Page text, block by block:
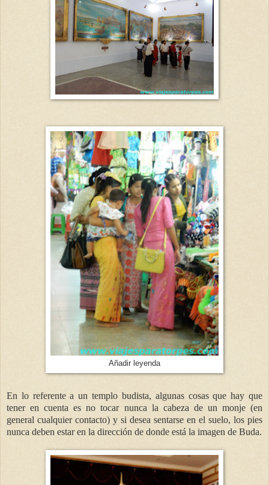
Añadir leyenda
En lo referente a un templo budista, algunas cosas que hay que
tener en cuenta es no tocar nunca la cabeza de un monje (en
general cualquier contacto) y si desea sentarse en el suelo, los pies
nunca deben estar en la dirección de donde está la imagen de Buda.